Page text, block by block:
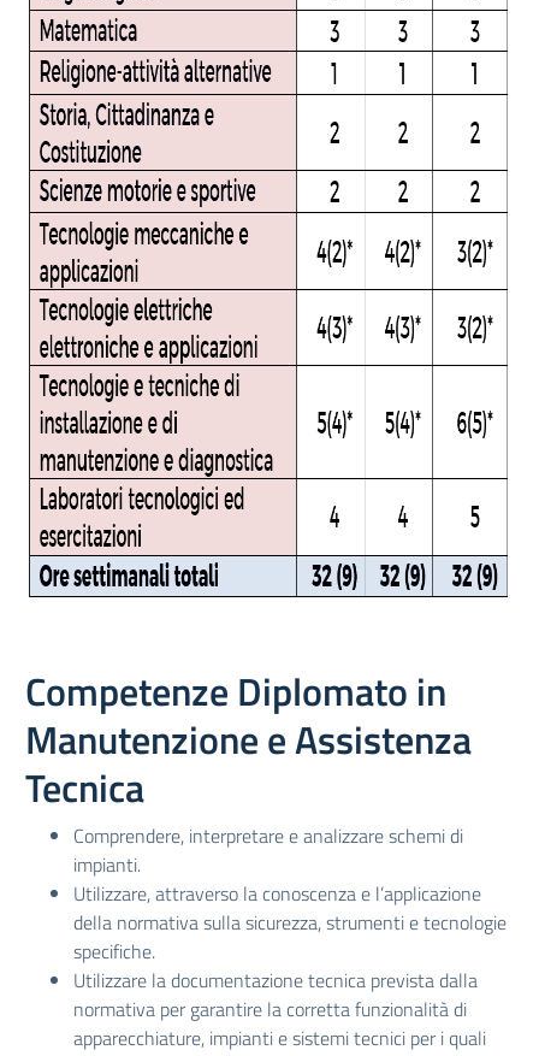
Competenze Diplomato in
Manutenzione e Assistenza
Tecnica
Comprendere, interpretare e analizzare schemi di
impianti.
Utilizzare, attraverso la conoscenza e l’applicazione
della normativa sulla sicurezza, strumenti e tecnologie
specifiche.
Utilizzare la documentazione tecnica prevista dalla
normativa per garantire la corretta funzionalità di
apparecchiature, impianti e sistemi tecnici per i quali